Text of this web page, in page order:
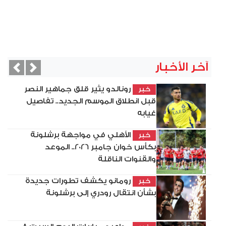
آخر الأخبار
خبر
رونالدو يثير قلق جماهير النصر
قبل انطلاق الموسم الجديد.. تفاصيل
غيابه
خبر
الأهلي في مواجهة برشلونة
بكأس خوان جامبر 2026.. الموعد
والقنوات الناقلة
خبر
رومانو يكشف تطورات جديدة
بشأن انتقال رودري إلى برشلونة
Next